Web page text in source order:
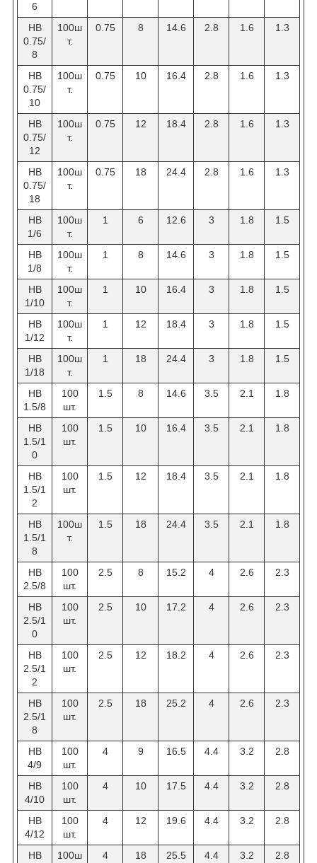
6
НВ
0.75/
8
100ш
т.
0.75 8 14.6 2.8 1.6 1.3
НВ
0.75/
10
100ш
т.
0.75 10 16.4 2.8 1.6 1.3
НВ
0.75/
12
100ш
т.
0.75 12 18.4 2.8 1.6 1.3
НВ
0.75/
18
100ш
т.
0.75 18 24.4 2.8 1.6 1.3
НВ
1/6
100ш
т.
1 6 12.6 3 1.8 1.5
НВ
1/8
100ш
т.
1 8 14.6 3 1.8 1.5
НВ
1/10
100ш
т.
1 10 16.4 3 1.8 1.5
НВ
1/12
100ш
т.
1 12 18.4 3 1.8 1.5
НВ
1/18
100ш
т.
1 18 24.4 3 1.8 1.5
HB
1.5/8
100
шт.
1.5 8 14.6 3.5 2.1 1.8
HB
1.5/1
0
100
шт.
1.5 10 16.4 3.5 2.1 1.8
HB
1.5/1
2
100
шт.
1.5 12 18.4 3.5 2.1 1.8
НВ
1.5/1
8
100ш
т.
1.5 18 24.4 3.5 2.1 1.8
HB
2.5/8
100
шт.
2.5 8 15.2 4 2.6 2.3
HB
2.5/1
0
100
шт.
2.5 10 17.2 4 2.6 2.3
HB
2.5/1
2
100
шт.
2.5 12 18.2 4 2.6 2.3
HB
2.5/1
8
100
шт.
2.5 18 25.2 4 2.6 2.3
HB
4/9
100
шт.
4 9 16.5 4.4 3.2 2.8
HB
4/10
100
шт.
4 10 17.5 4.4 3.2 2.8
HB
4/12
100
шт.
4 12 19.6 4.4 3.2 2.8
НВ
100ш
4 18 25.5 4.4 3.2 2.8